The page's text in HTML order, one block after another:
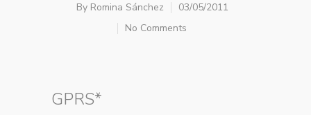
By Romina Sánchez
03/05/2011
No Comments
GPRS*